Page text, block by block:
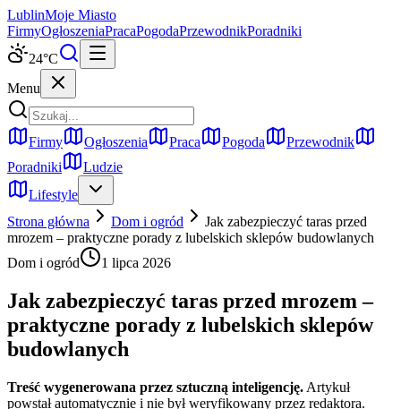
LublinMoje Miasto
FirmyOgłoszeniaPracaPogodaPrzewodnikPoradniki
24°C
Menu
Firmy Ogłoszenia Praca Pogoda
Przewodnik
Poradniki
Ludzie
Lifestyle
Strona główna
Dom i ogród
Jak zabezpieczyć taras przed
mrozem – praktyczne porady z lubelskich sklepów budowlanych
Dom i ogród
1 lipca 2026
Jak zabezpieczyć taras przed mrozem –
praktyczne porady z lubelskich sklepów
budowlanych
Treść wygenerowana przez sztuczną inteligencję. Artykuł
powstał automatycznie i nie był weryfikowany przez redaktora.